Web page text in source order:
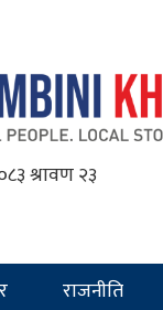
श्रावण २३
राजनीति